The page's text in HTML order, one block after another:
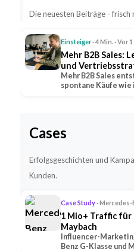
Die neuesten Beiträge - frisch
Einsteiger· 4 Min. · Vor
Mehr B2B Sales:
und
Mehr B2B Sales
spontane Käufe wie
Cases
Erfolgsgeschichten und
Kunden.
Case Study· Mercedes-
1 Mio+ Traffic für
Maybach
Influencer-
Benz G-Klasse und